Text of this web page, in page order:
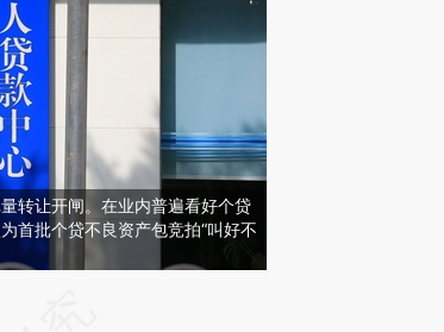
转让开闸。在业内普遍看好个贷
首批个贷不良资产包竞拍“叫好不